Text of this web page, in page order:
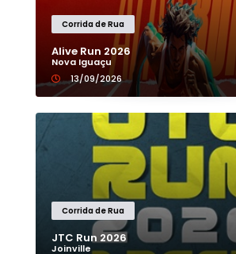
Corrida de Rua
Alive Run 2026
Nova Iguaçu
13/09/2026
Corrida de Rua
JTC Run 2026
Joinville